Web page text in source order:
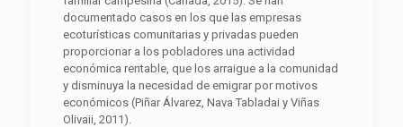
documentado casos en los que las empresas
ecoturísticas comunitarias y privadas pueden
proporcionar a los pobladores una actividad
económica rentable, que los arraigue a la comunidad
y disminuya la necesidad de emigrar por motivos
económicos (Piñar Álvarez, Nava Tabladai y Viñas
Olivaii, 2011).